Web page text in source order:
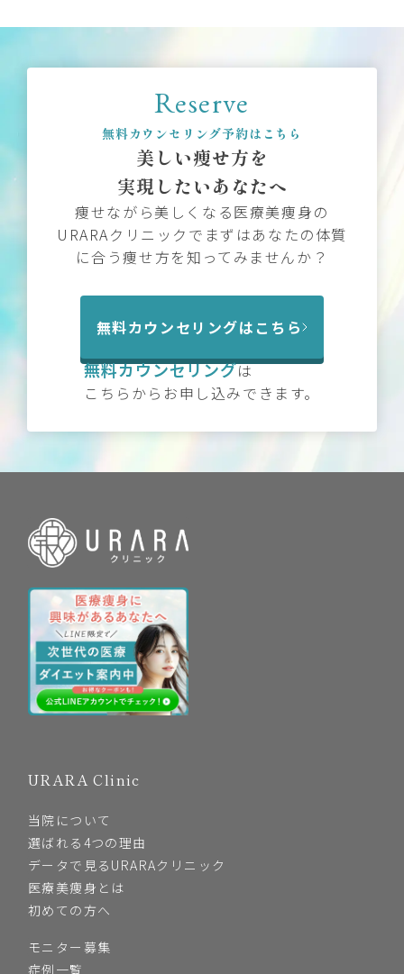
Reserve
無料カウンセリング予約はこちら
美しい痩せ方を
実現したいあなたへ
痩せながら美しくなる医療美痩身の
URARAクリニックでまずはあなたの体質
に合う痩せ方を知ってみませんか？
無料カウンセリングはこちら
無料カウンセリングは
こちらからお申し込みできます。
URARA Clinic
当院について
選ばれる4つの理由
データで見るURARAクリニック
医療美痩身とは
初めての方へ
モニター募集
症例一覧